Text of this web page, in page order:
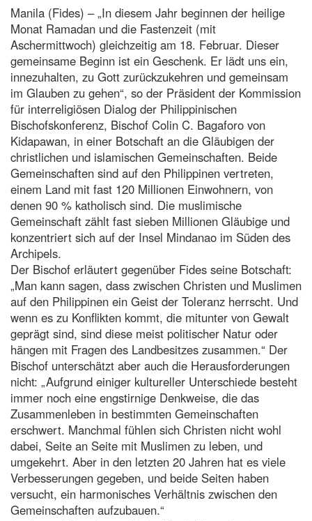
Manila (Fides) – „In diesem Jahr beginnen der heilige
Monat Ramadan und die Fastenzeit (mit
Aschermittwoch) gleichzeitig am 18. Februar. Dieser
gemeinsame Beginn ist ein Geschenk. Er lädt uns ein,
innezuhalten, zu Gott zurückzukehren und gemeinsam
im Glauben zu gehen“, so der Präsident der Kommission
für interreligiösen Dialog der Philippinischen
Bischofskonferenz, Bischof Colin C. Bagaforo von
Kidapawan, in einer Botschaft an die Gläubigen der
christlichen und islamischen Gemeinschaften. Beide
Gemeinschaften sind auf den Philippinen vertreten,
einem Land mit fast 120 Millionen Einwohnern, von
denen 90 % katholisch sind. Die muslimische
Gemeinschaft zählt fast sieben Millionen Gläubige und
konzentriert sich auf der Insel Mindanao im Süden des
Archipels.
Der Bischof erläutert gegenüber Fides seine Botschaft:
„Man kann sagen, dass zwischen Christen und Muslimen
auf den Philippinen ein Geist der Toleranz herrscht. Und
wenn es zu Konflikten kommt, die mitunter von Gewalt
geprägt sind, sind diese meist politischer Natur oder
hängen mit Fragen des Landbesitzes zusammen.“ Der
Bischof unterschätzt aber auch die Herausforderungen
nicht: „Aufgrund einiger kultureller Unterschiede besteht
immer noch eine engstirnige Denkweise, die das
Zusammenleben in bestimmten Gemeinschaften
erschwert. Manchmal fühlen sich Christen nicht wohl
dabei, Seite an Seite mit Muslimen zu leben, und
umgekehrt. Aber in den letzten 20 Jahren hat es viele
Verbesserungen gegeben, und beide Seiten haben
versucht, ein harmonisches Verhältnis zwischen den
Gemeinschaften aufzubauen.“